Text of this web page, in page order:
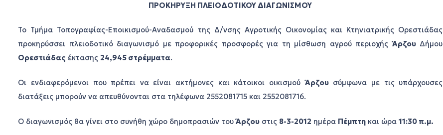
ΠΡΟΚΗΡΥΞΗ ΠΛΕΙΟΔΟΤΙΚΟΥ ΔΙΑΓΩΝΙΣΜΟΥ
Το Τμήμα Τοπογραφίας-Εποικισμού-Αναδασμού της Δ/νσης Αγροτικής Οικονομίας και Κτηνιατρικής Ορεστιάδας
προκηρύσσει πλειοδοτικό διαγωνισμό με προφορικές προσφορές για τη μίσθωση αγρού περιοχήςΆρζουΔήμου
Ορεστιάδας έκτασης 24,945 στρέμματα.
Οι ενδιαφερόμενοι που πρέπει να είναι ακτήμονες και κάτοικοι οικισμούΆρζουσύμφωνα με τις υπάρχουσες
διατάξεις μπορούν να απευθύνονται στα τηλέφωνα 2552081715 και 2552081716.
Ο διαγωνισμός θα γίνει στο συνήθη χώρο δημοπρασιών τουΆρζου στις 8-3-2012 ημέρα Πέμπτη και ώρα11:30 π.μ.